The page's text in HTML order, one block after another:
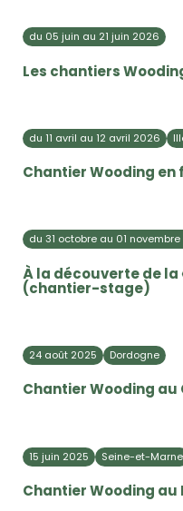
du 05 juin au 21 juin 2026
Les chantiers
du 11 avril au 12 avril 2026
Chantier Wooding en
du 31 octobre au 01
À la découverte de la
(chantier-stage)
24 août 2025 Dordogne
Chantier Wooding au
15 juin 2025 Seine-et-Marne
Chantier Wooding au